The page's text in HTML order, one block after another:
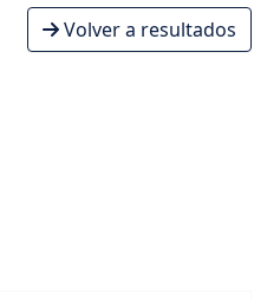
Volver a resultados